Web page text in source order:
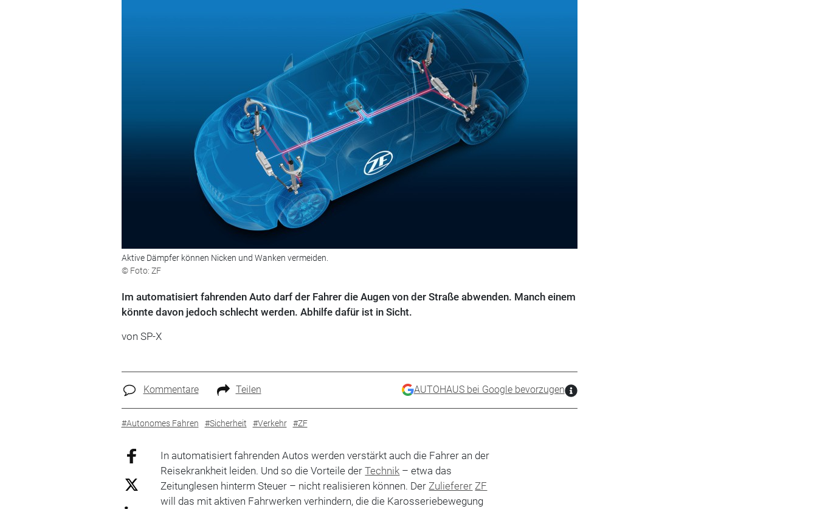
Aktive Dämpfer können Nicken und Wanken vermeiden.
© Foto: ZF
Im automatisiert fahrenden Auto darf der Fahrer die Augen von der Straße abwenden. Manch einem
könnte davon jedoch schlecht werden. Abhilfe dafür ist in Sicht.
von SP-X
Kommentare Teilen AUTOHAUS bei Google bevorzugen
#Autonomes Fahren #Sicherheit #Verkehr #ZF
In automatisiert fahrenden Autos werden verstärkt auch die Fahrer an der
Reisekrankheit leiden. Und so die Vorteile derTechnik – etwa das
Zeitunglesen hinterm Steuer – nicht realisieren können. Der Zulieferer ZF
will das mit aktiven Fahrwerken verhindern, die die Karosseriebewegung